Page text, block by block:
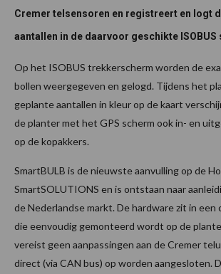
Cremer telsensoren en registreert en logt
aantallen in de daarvoor geschikte ISOBUS
Op het ISOBUS trekkerscherm worden de
bollen weergegeven en gelogd. Tijdens het
geplante aantallen in kleur op de kaart
de planter met het GPS scherm ook in- en
op de kopakkers.
SmartBULB is de nieuwste aanvulling op de
SmartSOLUTIONS en is ontstaan naar
de Nederlandse markt. De hardware zit in een
die eenvoudig gemonteerd wordt op de
vereist geen aanpassingen aan de Cremer
direct (via CAN bus) op worden aangesloten.